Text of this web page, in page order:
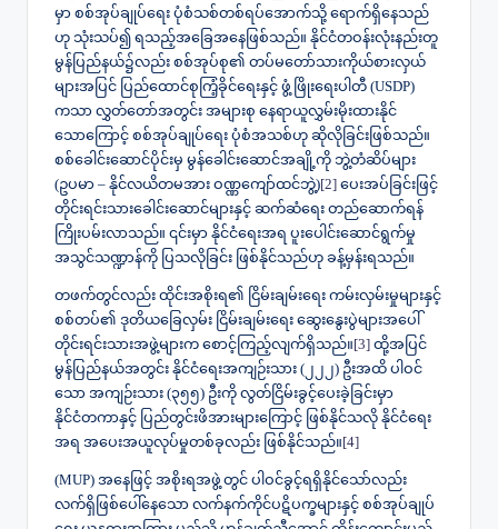
မှာ စစ်အုပ်ချုပ်ရေး ပုံစံသစ်တစ်ရပ်အောက်သို့ ရောက်ရှိနေသည်
ဟု သုံးသပ်၍ ရသည့်အခြေအနေဖြစ်သည်။ နိုင်ငံတဝန်းလုံးနည်းတူ
မွန်ပြည်နယ်၌လည်း စစ်အုပ်စု၏ တပ်မတော်သားကိုယ်စားလှယ်
များအပြင် ပြည်ထောင်စုကြံ့ခိုင်ရေးနှင့် ဖွံ့ဖြိုးရေးပါတီ (USDP)
ကသာ လွှတ်တော်အတွင်း အများစု နေရာယူလွှမ်းမိုးထားနိုင်
သောကြောင့် စစ်အုပ်ချုပ်ရေး ပုံစံအသစ်ဟု ဆိုလိုခြင်းဖြစ်သည်။
စစ်ခေါင်းဆောင်ပိုင်းမှ မွန်ခေါင်းဆောင်အချို့ကို ဘွဲ့တံဆိပ်များ
(ဥပမာ – နိုင်လယိတမအား ဝဏ္ဏကျော်ထင်ဘွဲ့)[2] ပေးအပ်ခြင်းဖြင့်
တိုင်းရင်းသားခေါင်းဆောင်များနှင့် ဆက်ဆံရေး တည်ဆောက်ရန်
ကြိုးပမ်းလာသည်။ ၎င်းမှာ နိုင်ငံရေးအရ ပူးပေါင်းဆောင်ရွက်မှု
အသွင်သဏ္ဍာန်ကို ပြသလိုခြင်း ဖြစ်နိုင်သည်ဟု ခန့်မှန်းရသည်။
တဖက်တွင်လည်း ထိုင်းအစိုးရ၏ ငြိမ်းချမ်းရေး ကမ်းလှမ်းမှုများနှင့်
စစ်တပ်၏ ဒုတိယခြေလှမ်း ငြိမ်းချမ်းရေး ဆွေးနွေးပွဲများအပေါ်
တိုင်းရင်းသားအဖွဲ့များက စောင့်ကြည့်လျက်ရှိသည်။ [3] ထို့အပြင်
မွန်ပြည်နယ်အတွင်း နိုင်ငံရေးအကျဉ်းသား (၂၂၂) ဦးအထိ ပါဝင်
သော အကျဉ်းသား (၃၅၅) ဦးကို လွတ်ငြိမ်းခွင့်ပေးခဲ့ခြင်းမှာ
နိုင်ငံတကာနှင့် ပြည်တွင်းဖိအားများကြောင့် ဖြစ်နိုင်သလို နိုင်ငံရေး
အရ အပေးအယူလုပ်မှုတစ်ခုလည်း ဖြစ်နိုင်သည်။ [4]
(MUP) အနေဖြင့် အစိုးရအဖွဲ့တွင် ပါဝင်ခွင့်ရရှိနိုင်သော်လည်း
လက်ရှိဖြစ်ပေါ်နေသော လက်နက်ကိုင်ပဋိပက္ခများနှင့် စစ်အုပ်ချုပ်